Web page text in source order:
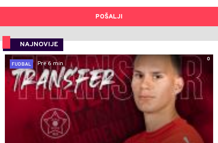
POŠALJI
NAJNOVIJE
0
FUDBAL
Pre 6 min